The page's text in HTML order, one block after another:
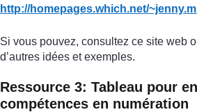
http://homepages.which.net/
Si vous pouvez, consultez ce site web
d’autres idées et exemples.
Ressource 3: Tableau pour
compétences en numération